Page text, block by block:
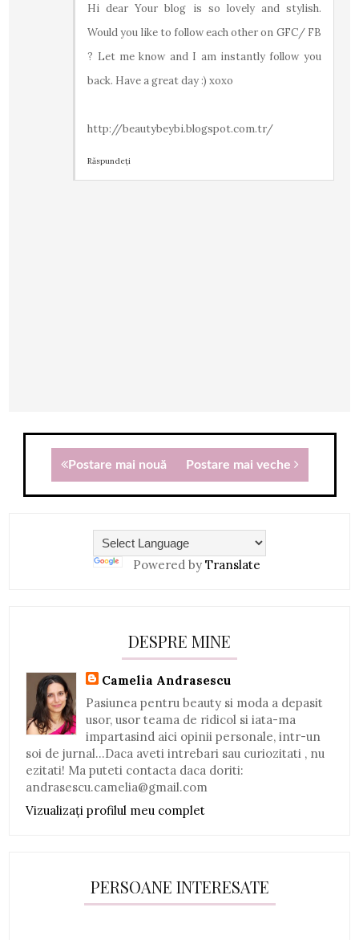
Hi dear Your blog is so lovely and stylish.
Would you like to follow each other on GFC/ FB
? Let me know and I am instantly follow you
back. Have a great day :) xoxo
http://beautybeybi.blogspot.com.tr/
Răspundeți
Postare mai nouă Postare mai veche
Powered by Translate
DESPRE MINE
Camelia Andrasescu
Pasiunea pentru beauty si moda a depasit
usor, usor teama de ridicol si iata-ma
impartasind aici opinii personale, intr-un
soi de jurnal...Daca aveti intrebari sau curiozitati , nu
ezitati! Ma puteti contacta daca doriti:
andrasescu.camelia@gmail.com
Vizualizați profilul meu complet
PERSOANE INTERESATE